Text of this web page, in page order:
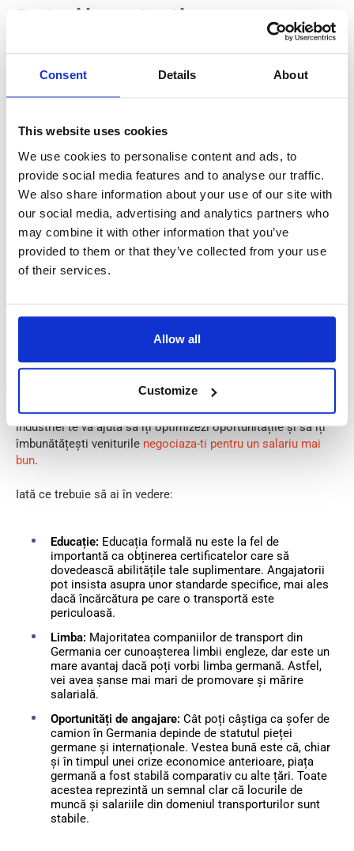
Consent Details About
This website uses cookies
We use cookies to personalise content and ads, to
provide social media features and to analyse our traffic.
We also share information about your use of our site with
our social media, advertising and analytics partners who
may combine it with other information that you’ve
provided to them or that they’ve collected from your use
of their services.
Allow all
Customize
Factori importanți care
influențează salariile șoferilor de
camioane în Germania
Abilitățile de conducere sunt esențiale pentru o carieră de
factor care influențează salariul tău: situația pieței, traseele
de conducere, dimensiunea companiei etc. Înțelegerea
industriei te va ajuta să îți optimizezi oportunitățile și să îți
îmbunătățești veniturile negociaza-ti pentru un salariu mai
bun.
Iată ce trebuie să ai în vedere:
Educație: Educația formală nu este la fel de
importantă ca obținerea certificatelor care să
dovedească abilitățile tale suplimentare. Angajatorii
pot insista asupra unor standarde specifice, mai ales
dacă încărcătura pe care o transportă este
periculoasă.
Limba: Majoritatea companiilor de transport din
Germania cer cunoașterea limbii engleze, dar este un
mare avantaj dacă poți vorbi limba germană. Astfel,
vei avea șanse mai mari de promovare și mărire
salarială.
Oportunități de angajare: Cât poți câștiga ca șofer de
camion în Germania depinde de statutul pieței
germane și internaționale. Vestea bună este că, chiar
și în timpul unei crize economice anterioare, piața
germană a fost stabilă comparativ cu alte țări. Toate
acestea reprezintă un semnal clar că locurile de
muncă și salariile din domeniul transporturilor sunt
stabile.